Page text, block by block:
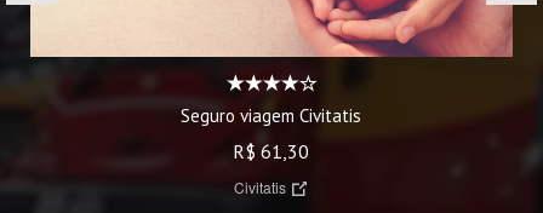
Seguro viagem Civitatis
R$ 61,30
Civitatis